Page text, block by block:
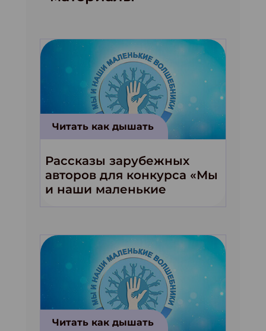
Читать как дышать
Рассказы зарубежных
авторов для конкурса «Мы
и наши маленькие
волшебники!»
Читать как дышать